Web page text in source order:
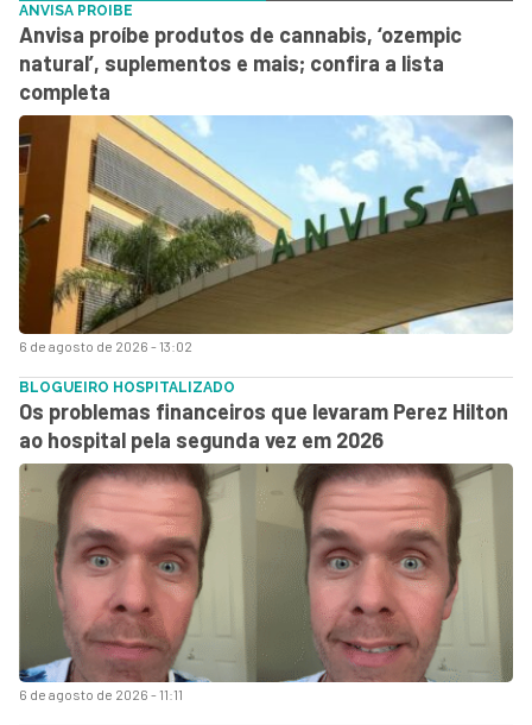
6 de agosto de 2026 - 13:02
ANVISA PROIBE
Anvisa proíbe produtos de cannabis, ‘ozempic
natural’, suplementos e mais; confira a lista
completa
6 de agosto de 2026 - 11:11
BLOGUEIRO HOSPITALIZADO
Os problemas financeiros que levaram Perez Hilton
ao hospital pela segunda vez em 2026